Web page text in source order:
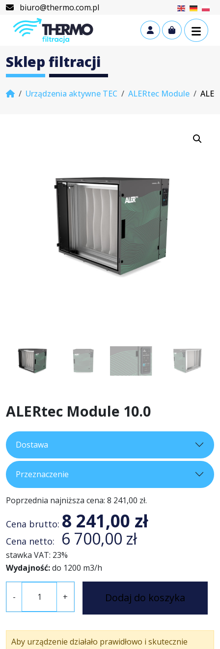
biuro@thermo.com.pl
Skip to content
Skip to footer
Account
Cart
Sklep filtracji
HomeUrządzenia aktywne TEC ALERtec Module
ALERtec Module 10.0
Dostawa
Przeznaczenie
Poprzednia najniższa cena: 8 241,00 zł.
Cena brutto: 8 241,00 zł
Cena netto: 6 700,00 zł
stawka VAT: 23%
Wydajność:do 1200 m3/h
-
o
+ Dodaj do koszyka
Aby urządzenie działało prawidłowo i skutecznie